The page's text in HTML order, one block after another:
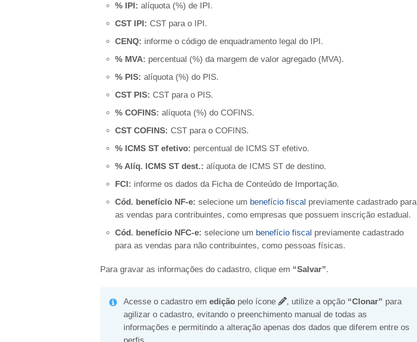
% IPI: alíquota (%) de IPI.
CST IPI: CST para o IPI.
CENQ: informe o código de enquadramento legal do IPI.
% MVA: percentual (%) da margem de valor agregado (MVA).
% PIS: alíquota (%) do PIS.
CST PIS: CST para o PIS.
% COFINS: alíquota (%) do COFINS.
CST COFINS: CST para o COFINS.
% ICMS ST efetivo: percentual de ICMS ST efetivo.
% Alíq. ICMS ST dest.: alíquota de ICMS ST de destino.
FCI: informe os dados da Ficha de Conteúdo de Importação.
Cód. benefício NF-e: selecione um benefício fiscal previamente cadastrado para
as vendas para contribuintes, como empresas que possuem inscrição estadual.
Cód. benefício NFC-e: selecione um benefício fiscal previamente cadastrado
para as vendas para não contribuintes, como pessoas físicas.
Para gravar as informações do cadastro, clique em “Salvar”.
Acesse o cadastro em edição pelo ícone , utilize a opção “Clonar” para
agilizar o cadastro, evitando o preenchimento manual de todas as
informações e permitindo a alteração apenas dos dados que diferem entre os